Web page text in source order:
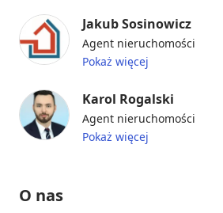
Jakub Sosinowicz
Agent nieruchomości
Pokaż więcej
Karol Rogalski
Agent nieruchomości
Pokaż więcej
O nas